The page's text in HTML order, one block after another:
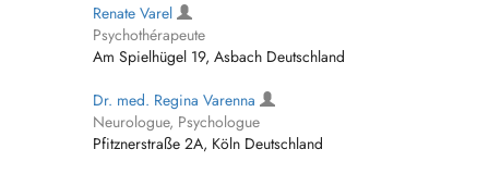
Renate Varel
Psychothérapeute
Am Spielhügel 19, Asbach Deutschland
Dr. med. Regina Varenna
Neurologue, Psychologue
Pfitznerstraße 2A, Köln Deutschland